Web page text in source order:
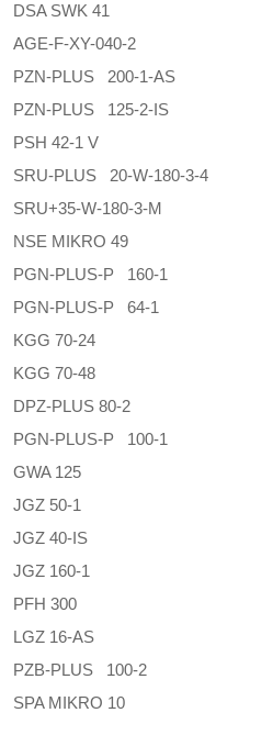
DSA SWK 41
AGE-F-XY-040-2
PZN-PLUS 200-1-AS
PZN-PLUS 125-2-IS
PSH 42-1 V
SRU-PLUS 20-W-180-3-4
SRU+35-W-180-3-M
NSE MIKRO 49
PGN-PLUS-P 160-1
PGN-PLUS-P 64-1
KGG 70-24
KGG 70-48
DPZ-PLUS 80-2
PGN-PLUS-P 100-1
GWA 125
JGZ 50-1
JGZ 40-IS
JGZ 160-1
PFH 300
LGZ 16-AS
PZB-PLUS 100-2
SPA MIKRO 10